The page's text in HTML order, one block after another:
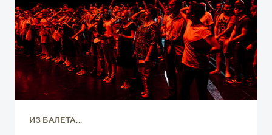
СЦЕНИ
„ЈОВАН
ЂОРЂЕВИЋ“
ИЗ БАЛЕТА...